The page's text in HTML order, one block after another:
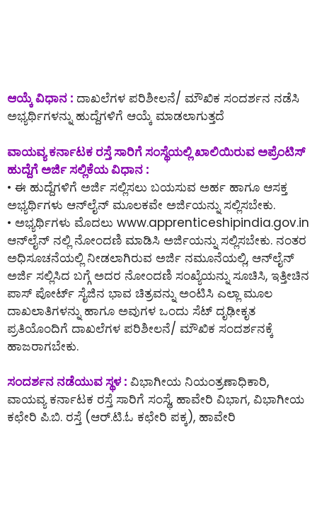
ಆಯ್ಕೆ ವಿಧಾನ : ದಾಖಲೆಗಳ ಪರಿಶೀಲನೆ/ ಮೌಖಿಕ ಸಂದರ್ಶನ ನಡೆಸಿ
ಅಭ್ಯರ್ಥಿಗಳನ್ನು ಹುದ್ದೆಗಳಿಗೆ ಆಯ್ಕೆ ಮಾಡಲಾಗುತ್ತದೆ
ವಾಯವ್ಯ ಕರ್ನಾಟಕ ರಸ್ತೆ ಸಾರಿಗೆ ಸಂಸ್ಥೆಯಲ್ಲಿ ಖಾಲಿಯಿರುವ ಅಪ್ರೆಂಟಿಸ್
ಹುದ್ದೆಗೆ ಅರ್ಜಿ ಸಲ್ಲಿಕೆಯ ವಿಧಾನ :
• ಈ ಹುದ್ದೆಗಳಿಗೆ ಅರ್ಜಿ ಸಲ್ಲಿಸಲು ಬಯಸುವ ಅರ್ಹ ಹಾಗೂ ಆಸಕ್ತ
ಅಭ್ಯರ್ಥಿಗಳು ಆನ್‌ಲೈನ್‌ ಮೂಲಕವೇ ಅರ್ಜಿಯನ್ನು ಸಲ್ಲಿಸಬೇಕು.
• ಅಭ್ಯರ್ಥಿಗಳು ಮೊದಲು www.apprenticeshipindia.gov.in
ಆನ್‌ಲೈನ್ ನಲ್ಲಿ ನೋಂದಣಿ ಮಾಡಿಸಿ ಅರ್ಜಿಯನ್ನು ಸಲ್ಲಿಸಬೇಕು. ನಂತರ
ಅಧಿಸೂಚನೆಯಲ್ಲಿ ನೀಡಲಾಗಿರುವ ಅರ್ಜಿ ನಮೂನೆಯಲ್ಲಿ, ಆನ್‌ಲೈನ್‌
ಅರ್ಜಿ ಸಲ್ಲಿಸಿದ ಬಗ್ಗೆ ಅದರ ನೋಂದಣಿ ಸಂಖ್ಯೆಯನ್ನು ಸೂಚಿಸಿ, ಇತ್ತೀಚಿನ
ಪಾಸ್ ಪೋರ್ಟ್ ಸೈಜಿನ ಭಾವ ಚಿತ್ರವನ್ನು ಅಂಟಿಸಿ ಎಲ್ಲಾ ಮೂಲ
ದಾಖಲಾತಿಗಳನ್ನು ಹಾಗೂ ಅವುಗಳ ಒಂದು ಸೆಟ್ ದೃಢೀಕೃತ
ಪ್ರತಿಯೊಂದಿಗೆ ದಾಖಲೆಗಳ ಪರಿಶೀಲನೆ/ ಮೌಖಿಕ ಸಂದರ್ಶನಕ್ಕೆ
ಹಾಜರಾಗಬೇಕು.
ಸಂದರ್ಶನ ನಡೆಯುವ ಸ್ಥಳ : ವಿಭಾಗೀಯ ನಿಯಂತ್ರಣಾಧಿಕಾರಿ,
ವಾಯವ್ಯ ಕರ್ನಾಟಕ ರಸ್ತೆ ಸಾರಿಗೆ ಸಂಸ್ಥೆ, ಹಾವೇರಿ ವಿಭಾಗ, ವಿಭಾಗೀಯ
ಕಛೇರಿ ಪಿ.ಬಿ. ರಸ್ತೆ (ಆರ್.ಟಿ.ಓ ಕಛೇರಿ ಪಕ್ಕ), ಹಾವೇರಿ